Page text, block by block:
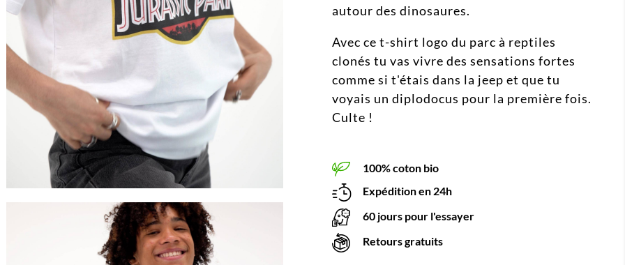
autour des dinosaures.
Avec ce t-shirt logo du parc à reptiles
clonés tu vas vivre des sensations fortes
comme si t'étais dans la jeep et que tu
voyais un diplodocus pour la première fois.
Culte !
100% coton bio
Expédition en 24h
60 jours pour l'essayer
Retours gratuits